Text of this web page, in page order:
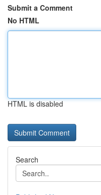
Submit a Comment
No HTML
HTML is disabled
Search